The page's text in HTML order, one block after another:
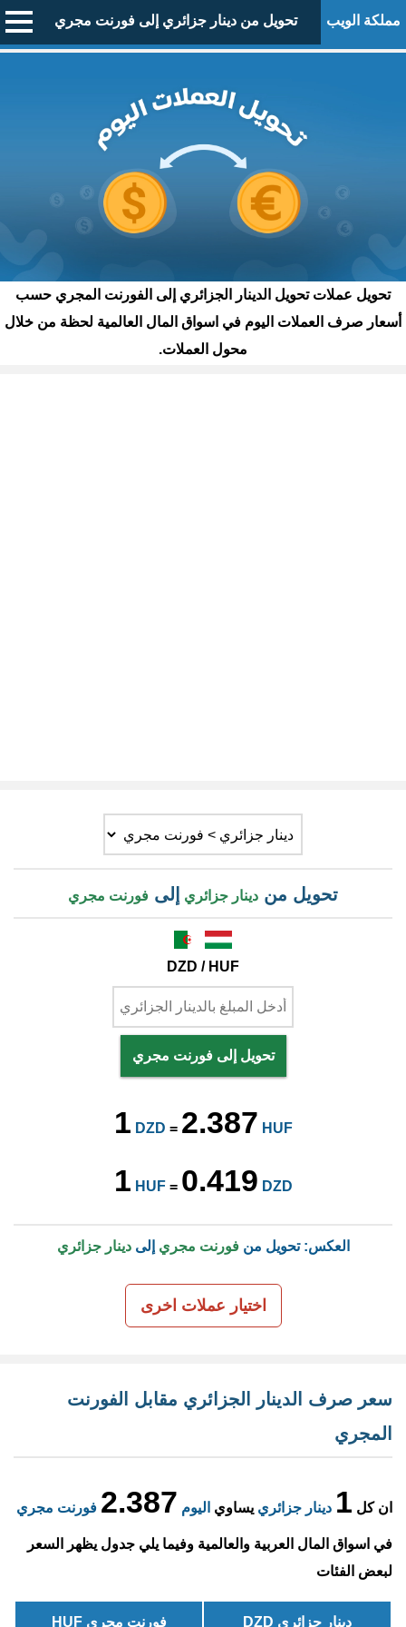
مملكة الويب تحويل من دينار جزائري إلى فورنت مجري
تحويل عملات تحويل الدينار الجزائري إلى الفورنت المجري حسب
أسعار صرف العملات اليوم في اسواق المال العالمية لحظة من خلال
محول العملات.
تحويل من دينار جزائري إلى فورنت مجري
DZD / HUF
تحويل إلى فورنت مجري
1 DZD = 2.387 HUF
1 HUF= 0.419 DZD
العكس: تحويل منفورنت مجري إلىدينار جزائري
اختيار عملات اخرى
سعر صرف الدينار الجزائري مقابل الفورنت
المجري
ان كل 1 دينار جزائري يساوي اليوم 2.387 فورنت مجري
في اسواق المال العربية والعالمية وفيما يلي جدول يظهر السعر
لبعض الفئات
دينار جزائري DZD فورنت مجري HUF